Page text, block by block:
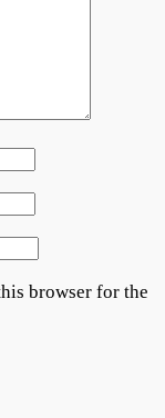
browser for the